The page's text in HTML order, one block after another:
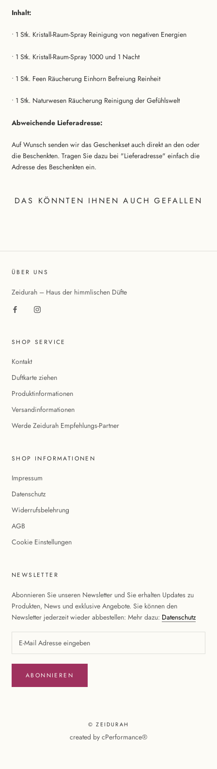
Inhalt:
• 1 Stk. Kristall-Raum-Spray Reinigung von negativen Energien
• 1 Stk. Kristall-Raum-Spray 1000 und 1 Nacht
• 1 Stk. Feen Räucherung Einhorn Befreiung Reinheit
• 1 Stk. Naturwesen Räucherung Reinigung der Gefühlswelt
Abweichende Lieferadresse:
Auf Wunsch senden wir das Geschenkset auch direkt an den oder
die Beschenkten. Tragen Sie dazu bei "Lieferadresse" einfach die
Adresse des Beschenkten ein.
DAS KÖNNTEN IHNEN AUCH GEFALLEN
ÜBER UNS
Zeidurah – Haus der himmlischen Düfte
SHOP SERVICE
Kontakt
Duftkarte ziehen
Produktinformationen
Versandinformationen
Werde Zeidurah Empfehlungs-Partner
SHOP INFORMATIONEN
Impressum
Datenschutz
Widerrufsbelehrung
AGB
Cookie Einstellungen
NEWSLETTER
Abonnieren Sie unseren Newsletter und Sie erhalten Updates zu
Produkten, News und exklusive Angebote. Sie können den
Newsletter jederzeit wieder abbestellen: Mehr dazu: Datenschutz
ABONNIEREN
© ZEIDURAH
created by cPerformance®